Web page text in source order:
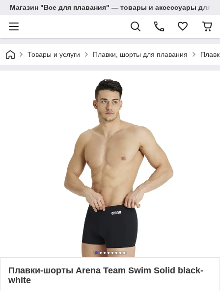
Магазин "Все для плавания" — товары и аксессуары для
Товары и услуги Плавки, шорты для плавания
Плавки-шорты Arena Team Swim Solid black-
white